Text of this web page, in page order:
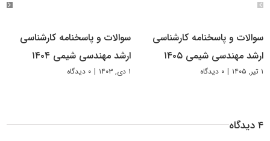
سوالات و پاسخنامه کارشناسی
ارشد مهندسی شیمی ۱۴۰۵
۱ تیر, ۱۴۰۵ | ۰ دیدگاه
سوالات و پاسخنامه کارشناسی
ارشد مهندسی شیمی ۱۴۰۴
۱ دی, ۱۴۰۳ | ۰ دیدگاه
۴ دیدگاه